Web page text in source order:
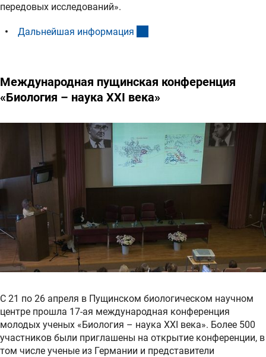
передовых исследований».
Дальнейшая информация
Международная пущинская конференция
«Биология – наука XXI века»
С 21 по 26 апреля в Пущинском биологическом научном
центре прошла 17-ая международная конференция
молодых ученых «Биология – наука XXI века». Более 500
участников были приглашены на открытие конференции, в
том числе ученые из Германии и представители